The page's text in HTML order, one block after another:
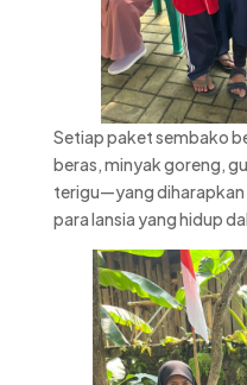
Setiap paket sembako
beras, minyak goreng,
terigu—yang
para lansia yang hidup